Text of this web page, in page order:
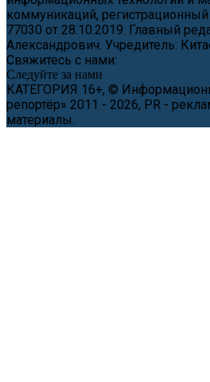
коммуникаций,
77030 от 28.10.2019. Главный
Александрович. Учредитель:
Свяжитесь с нами:
Следуйте за нами
КАТЕГОРИЯ 16+, ©
репортёр» 2011 - 2026, PR -
материалы.